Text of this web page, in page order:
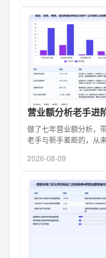
营业额分析老手进
做了七年营业额分析，
老手与新手差距的，从
2026-08-09